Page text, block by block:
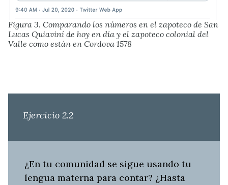
Figura 3. Comparando los números en el zapoteco de San
Lucas Quiaviní de hoy en día y el zapoteco colonial del
Valle como están en Cordova 1578
Ejercicio 2.2
¿En tu comunidad se sigue usando tu
lengua materna para contar? ¿Hasta